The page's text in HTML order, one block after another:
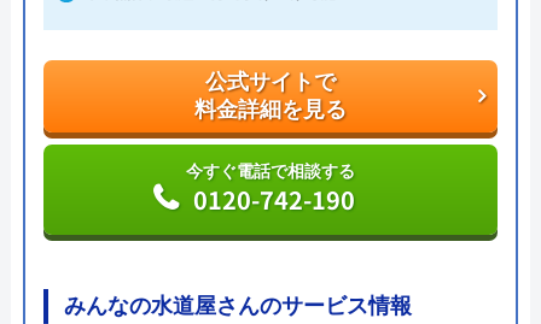
創業・設立 平成24年11月設立
〒577-0034
東大阪市御厨南2-1-24
大阪府（一部地域を除く）
公式サイトで
料金詳細を見る
今すぐ電話で相談する
0120-742-190
みんなの水道屋さんのサービス情報